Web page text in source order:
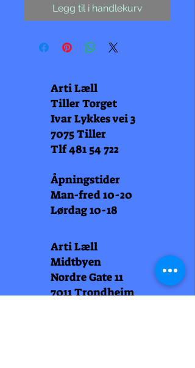
Legg til i handlekurv
Arti Læll
Tiller Torget
Ivar Lykkes vei 3
7075 Tiller
Tlf481 54 722
Åpningstider
Man-fred 10-20
Lørdag 10-18
Arti Læll
Midtbyen
Nordre Gate 11
7011 Trondheim